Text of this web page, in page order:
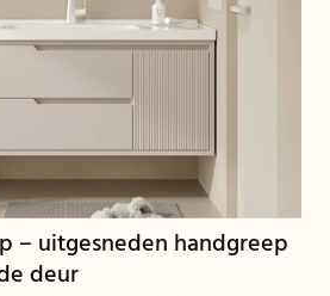
– uitgesneden handgreep
deur